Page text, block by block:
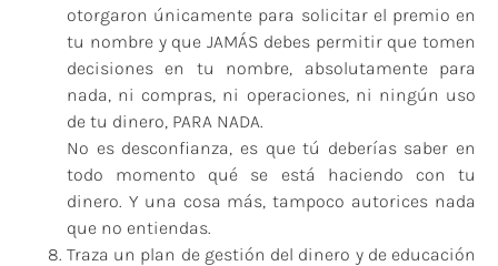
otorgaron únicamente para solicitar el premio en
tu nombre y que JAMÁS debes permitir que tomen
decisiones en tu nombre, absolutamente para
nada, ni compras, ni operaciones, ni ningún uso
de tu dinero, PARA NADA.
No es desconfianza, es que tú deberías saber en
todo momento qué se está haciendo con tu
dinero. Y una cosa más, tampoco autorices nada
que no entiendas.
Traza un plan de gestión del dinero y de educación